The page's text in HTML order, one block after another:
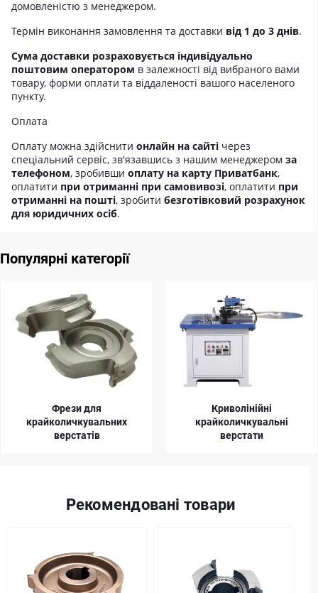
домовленістю з менеджером.
Термін виконання замовлення та доставки від 1 до 3 днів.
Сума доставки розраховується індивідуально
поштовим оператором в залежності від вибраного вами
товару, форми оплати та віддаленості вашого населеного
пункту.
Оплата
Оплату можна здійснити онлайн на сайті через
спеціальний сервіс, зв'язавшись з нашим менеджером за
телефоном, зробивши оплату на карту Приватбанк,
оплатити при отриманні при самовивозі, оплатити при
отриманні на пошті, зробити безготівковий розрахунок
для юридичних осіб.
Популярні категорії
Криволінійні
крайколичкувальні
верстати
Фугувальні фрези для
крайколичкувальних
верстатів
Рекомендовані товари